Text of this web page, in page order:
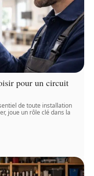
pour un circuit
de toute installation
joue un rôle clé dans la